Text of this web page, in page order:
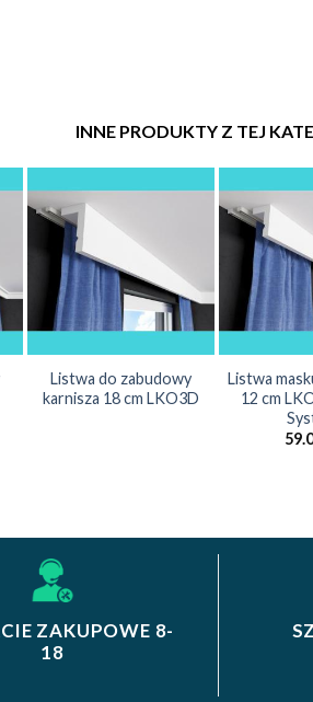
INNE PRODUKTY Z TEJ
Listwa do zabudowy
karnisza 18 cm LKO3D
Listwa
12 cm
ZAKUPOWE 8-
18